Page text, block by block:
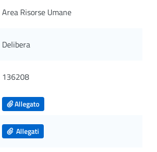
Area Risorse Umane
Delibera
136208
Allegato
Allegati